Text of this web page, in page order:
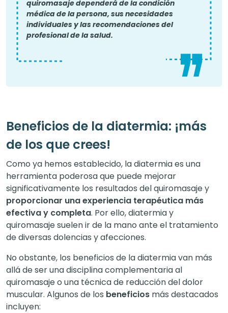
quiromasaje dependerá de la condición
médica de la persona, sus necesidades
individuales y las recomendaciones del
profesional de la salud.
Beneficios de la diatermia: ¡más
de los que crees!
Como ya hemos establecido, la diatermia es una
herramienta poderosa que puede mejorar
significativamente los resultados del quiromasaje y
proporcionar una experiencia terapéutica más
efectiva y completa. Por ello, diatermia y
quiromasaje suelen ir de la mano ante el tratamiento
de diversas dolencias y afecciones.
No obstante, los beneficios de la diatermia van más
allá de ser una disciplina complementaria al
quiromasaje o una técnica de reducción del dolor
muscular. Algunos de los beneficios más destacados
incluyen: